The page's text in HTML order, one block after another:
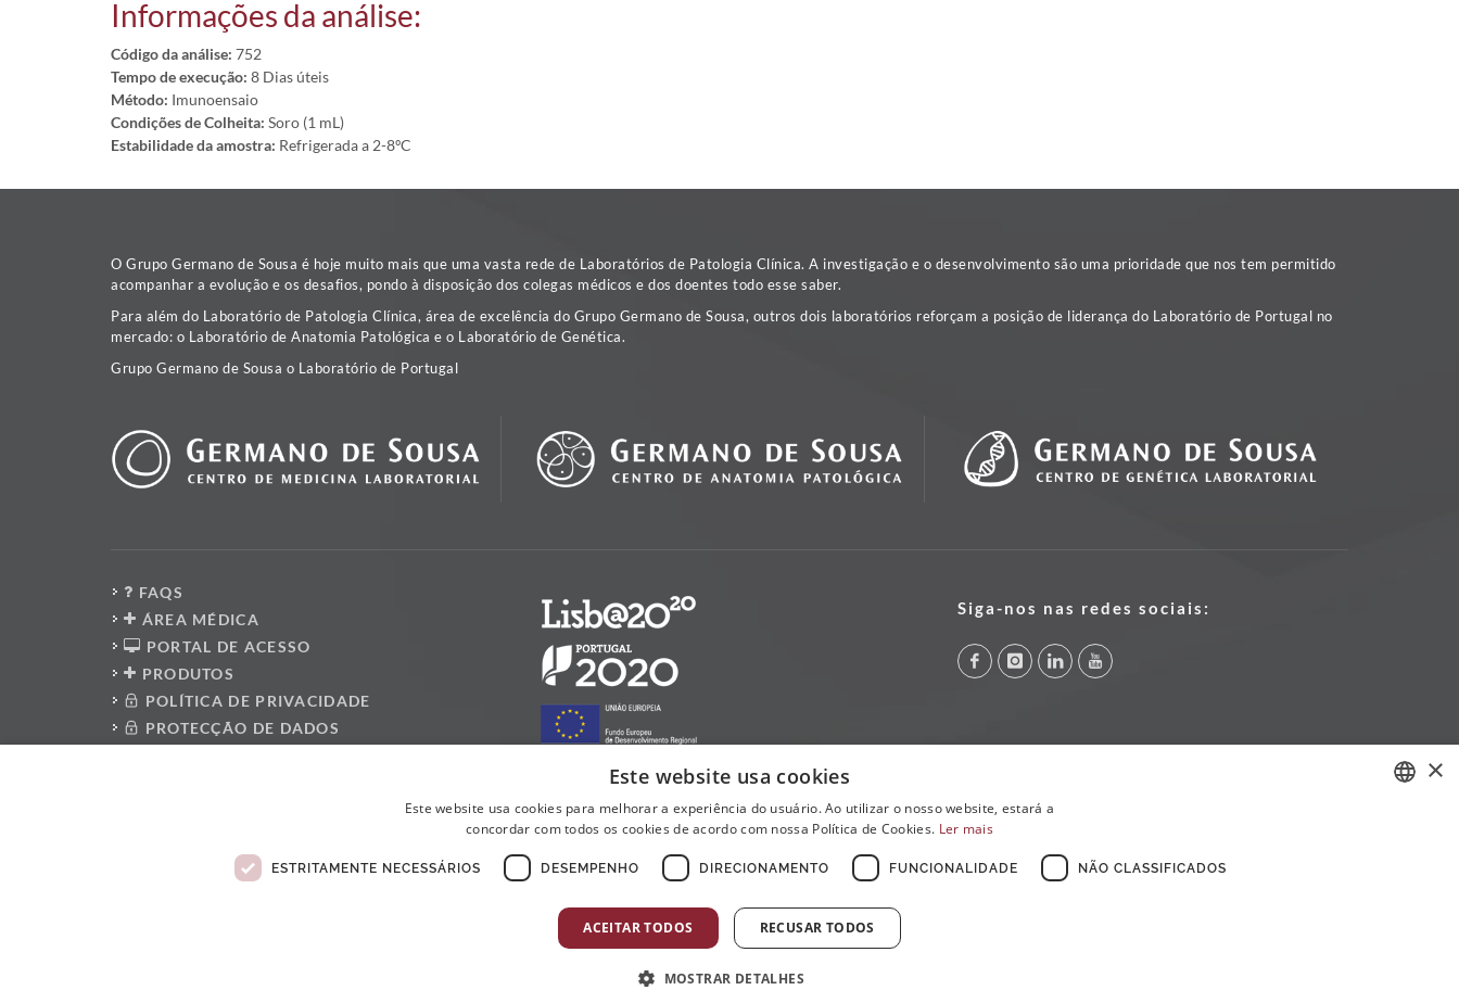
Informações da análise:
Código da análise: 752
Tempo de execução: 8 Dias úteis
Método: Imunoensaio
Condições de Colheita: Soro (1 mL)
Estabilidade da amostra: Refrigerada a 2-8ºC
O Grupo Germano de Sousa é hoje muito mais que uma vasta rede de Laboratórios de Patologia Clínica. A investigação e o desenvolvimento são uma prioridade que nos tem permitido
acompanhar a evolução e os desafios, pondo à disposição dos colegas médicos e dos doentes todo esse saber.
Para além do Laboratório de Patologia Clínica, área de excelência do Grupo Germano de Sousa, outros dois laboratórios reforçam a posição de liderança do Laboratório de Portugal no
mercado: o Laboratório de Anatomia Patológica e o Laboratório de Genética.
Grupo Germano de Sousa o Laboratório de Portugal
FAQS
ÁREA MÉDICA
PORTAL DE ACESSO
PRODUTOS
POLÍTICA DE PRIVACIDADE
PROTECÇÃO DE DADOS
LIVRO DE RECLAMAÇÕES ELETRÓNICO
Siga-nos nas redes sociais:
×
Este website usa cookies
Este website usa cookies para melhorar a experiência do usuário. Ao utilizar o nosso website, estará a
concordar com todos os cookies de acordo com nossa Política de Cookies. Ler mais
ESTRITAMENTE NECESSÁRIOS DESEMPENHO DIRECIONAMENTO FUNCIONALIDADE NÃO CLASSIFICADOS
ACEITAR TODOS RECUSAR TODOS
MOSTRAR DETALHES